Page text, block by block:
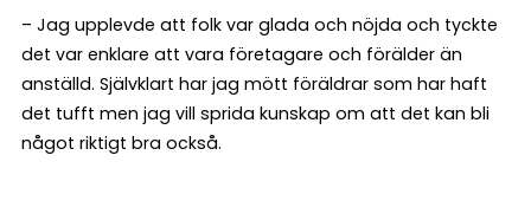
– Jag upplevde att folk var glada och nöjda och tyckte
det var enklare att vara företagare och förälder än
anställd. Självklart har jag mött föräldrar som har haft
det tufft men jag vill sprida kunskap om att det kan bli
något riktigt bra också.